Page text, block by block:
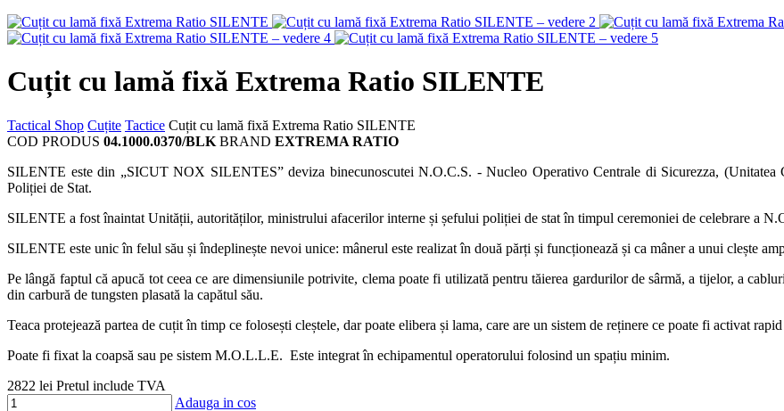
Cuțit cu lamă fixă Extrema Ratio SILENTE
Tactical Shop Cuțite Tactice Cuțit cu lamă fixă Extrema Ratio SILENTE
COD PRODUS 04.1000.0370/BLK BRAND EXTREMA RATIO
SILENTE este din „SICUT NOX SILENTES” deviza binecunoscutei N.O.C.S. - Nucleo Operativo Centrale di Sicurezza, (Unitatea
Poliției de Stat.
SILENTE a fost înaintat Unității, autorităților, ministrului afacerilor interne și șefului poliției de stat în timpul ceremoniei de celebrare a
SILENTE este unic în felul său și îndeplinește nevoi unice: mânerul este realizat în două părți și funcționează și ca mâner a unui clește
Pe lângă faptul că apucă tot ceea ce are dimensiunile potrivite, clema poate fi utilizată pentru tăierea gardurilor de sârmă, a tijelor, a
din carbură de tungsten plasată la capătul său.
Teaca protejează partea de cuțit în timp ce folosești cleștele, dar poate elibera și lama, care are un sistem de reținere ce poate fi activat
Poate fi fixat la coapsă sau pe sistem M.O.L.L.E. Este integrat în echipamentul operatorului folosind un spațiu minim.
2822 lei Pretul include TVA
Adauga in cos